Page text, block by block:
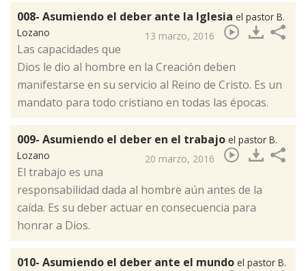
008- Asumiendo el deber ante la Iglesia el pastor B.
Lozano
13 marzo, 2016
​Las capacidades que
Dios le dio al hombre en la Creación deben
manifestarse en su servicio al Reino de Cristo. Es un
mandato para todo cristiano en todas las épocas.
009- Asumiendo el deber en el trabajo el pastor B.
Lozano
20 marzo, 2016
El trabajo es una
responsabilidad dada al hombre aún antes de la
caída. Es su deber actuar en consecuencia para
honrar a Dios.​
010- Asumiendo el deber ante el mundo el pastor B.